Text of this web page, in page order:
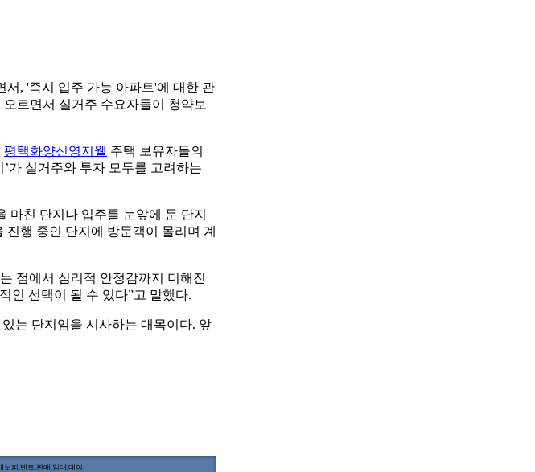
, '즉시 입주 가능 아파트'에 대한 관
르면서 실거주 수요자들이 청약보
평택화양신영지웰 주택 보유자들의
가 실거주와 투자 모두를 고려하는
마친 단지나 입주를 눈앞에 둔 단지
행 중인 단지에 방문객이 몰리며 계
점에서 심리적 안정감까지 더해진
인 선택이 될 수 있다”고 말했다.
는 단지임을 시사하는 대목이다. 앞
피,텐트,판매,임대,대여